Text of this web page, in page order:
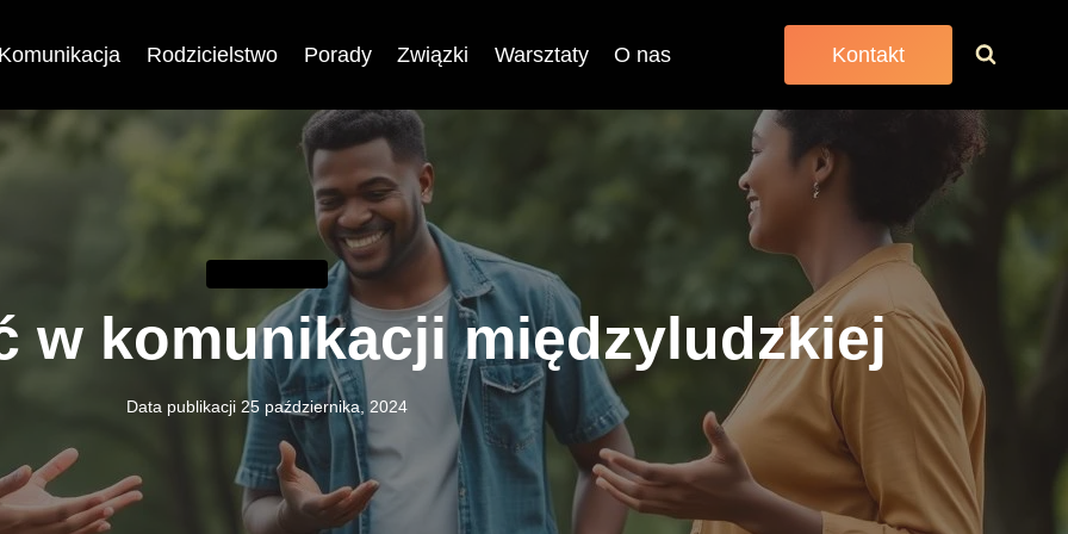
Komunikacja Rodzicielstwo Porady Związki Warsztaty O nas Kontakt
w komunikacji międzyludzkiej
Data publikacji 25 października, 2024